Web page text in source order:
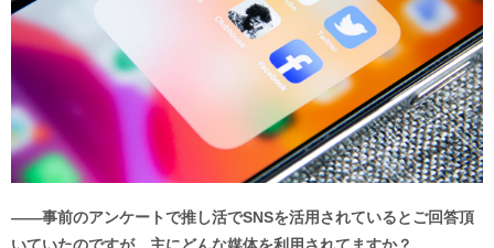
――事前のアンケートで推し活でSNSを活用されているとご回答頂